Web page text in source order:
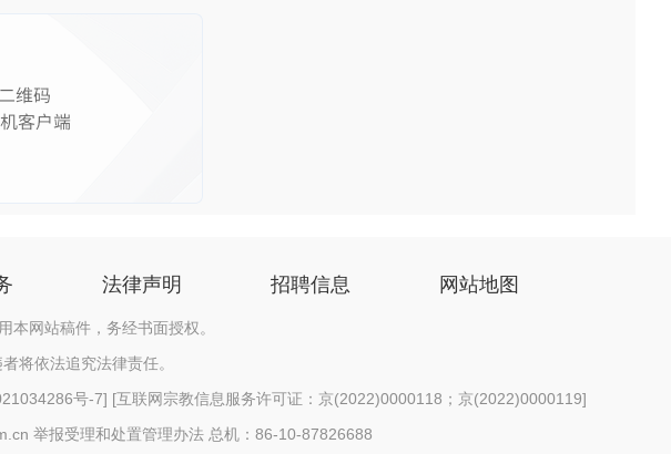
法律声明 招聘信息 网站地图
本网站稿件，务经书面授权。
将依法追究法律责任。
号-7] [互联网宗教信息服务许可证：京(2022)0000118；京(2022)0000119]
举报受理和处置管理办法 总机：86-10-87826688